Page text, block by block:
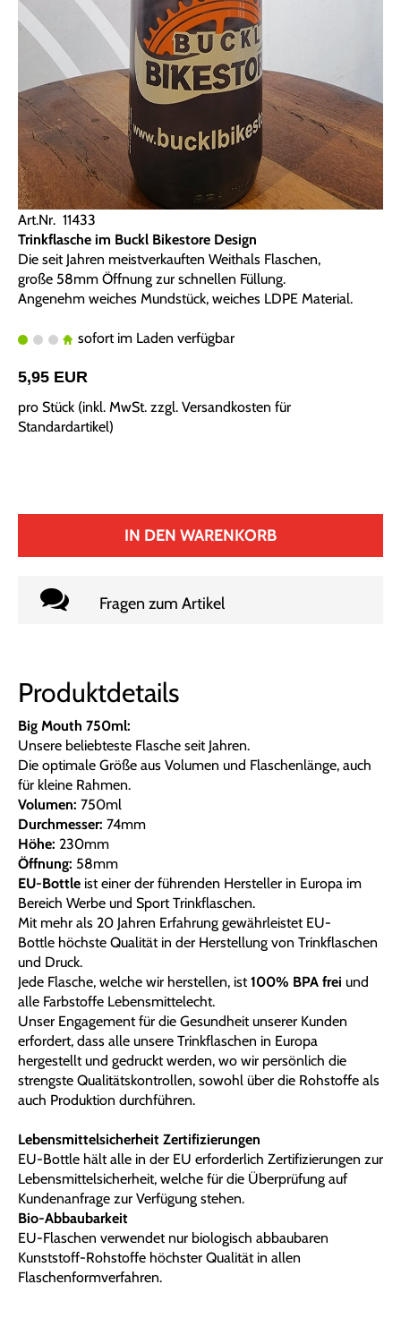
Art.Nr. 11433
Trinkflasche im Buckl Bikestore Design
Die seit Jahren meistverkauften Weithals Flaschen,
große 58mm Öffnung zur schnellen Füllung.
Angenehm weiches Mundstück, weiches LDPE Material.
sofort im Laden verfügbar
5,95 EUR
pro Stück (inkl. MwSt. zzgl. Versandkosten für
Standardartikel)
IN DEN WARENKORB
Fragen zum Artikel
Produktdetails
Big Mouth 750ml:
Unsere beliebteste Flasche seit Jahren.
Die optimale Größe aus Volumen und Flaschenlänge, auch
für kleine Rahmen.
Volumen: 750ml
Durchmesser: 74mm
Höhe: 230mm
Öffnung: 58mm
EU-Bottle ist einer der führenden Hersteller in Europa im
Bereich Werbe und Sport Trinkflaschen.
Mit mehr als 20 Jahren Erfahrung gewährleistet EU-
Bottle höchste Qualität in der Herstellung von Trinkflaschen
und Druck.
Jede Flasche, welche wir herstellen, ist100% BPA frei und
alle Farbstoffe Lebensmittelecht.
Unser Engagement für die Gesundheit unserer Kunden
erfordert, dass alle unsere Trinkflaschen in Europa
hergestellt und gedruckt werden, wo wir persönlich die
strengste Qualitätskontrollen, sowohl über die Rohstoffe als
auch Produktion durchführen.
Lebensmittelsicherheit Zertifizierungen
EU-Bottle hält alle in der EU erforderlich Zertifizierungen zur
Lebensmittelsicherheit, welche für die Überprüfung auf
Kundenanfrage zur Verfügung stehen.
Bio-Abbaubarkeit
EU-Flaschen verwendet nur biologisch abbaubaren
Kunststoff-Rohstoffe höchster Qualität in allen
Flaschenformverfahren.